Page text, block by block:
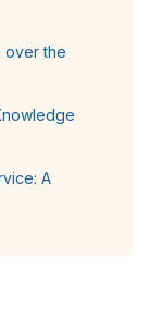
over the
A